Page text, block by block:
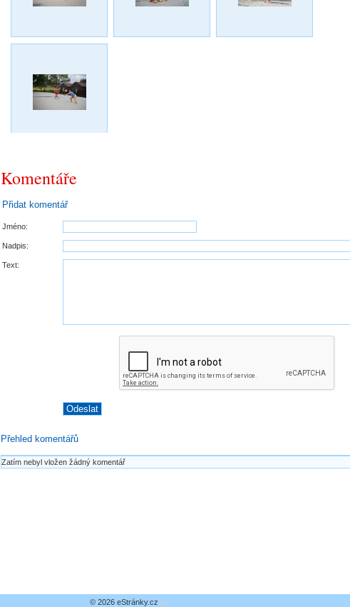
Komentáře
Přidat komentář
Jméno:
Nadpis:
Text:
Přehled komentářů
Zatím nebyl vložen žádný komentář
© 2026 eStránky.cz